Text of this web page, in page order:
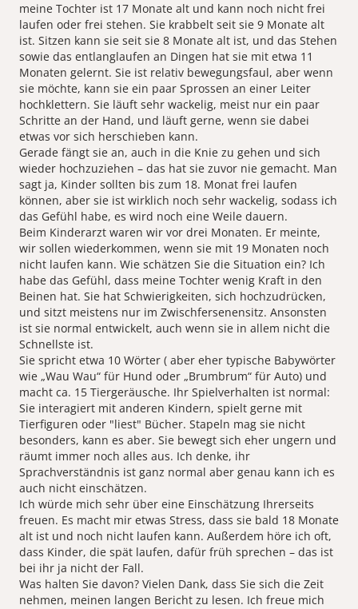
meine Tochter ist 17 Monate alt und kann noch nicht frei
laufen oder frei stehen. Sie krabbelt seit sie 9 Monate alt
ist. Sitzen kann sie seit sie 8 Monate alt ist, und das Stehen
sowie das entlanglaufen an Dingen hat sie mit etwa 11
Monaten gelernt. Sie ist relativ bewegungsfaul, aber wenn
sie möchte, kann sie ein paar Sprossen an einer Leiter
hochklettern. Sie läuft sehr wackelig, meist nur ein paar
Schritte an der Hand, und läuft gerne, wenn sie dabei
etwas vor sich herschieben kann.
Gerade fängt sie an, auch in die Knie zu gehen und sich
wieder hochzuziehen – das hat sie zuvor nie gemacht. Man
sagt ja, Kinder sollten bis zum 18. Monat frei laufen
können, aber sie ist wirklich noch sehr wackelig, sodass ich
das Gefühl habe, es wird noch eine Weile dauern.
Beim Kinderarzt waren wir vor drei Monaten. Er meinte,
wir sollen wiederkommen, wenn sie mit 19 Monaten noch
nicht laufen kann. Wie schätzen Sie die Situation ein? Ich
habe das Gefühl, dass meine Tochter wenig Kraft in den
Beinen hat. Sie hat Schwierigkeiten, sich hochzudrücken,
und sitzt meistens nur im Zwischfersenensitz. Ansonsten
ist sie normal entwickelt, auch wenn sie in allem nicht die
Schnellste ist.
Sie spricht etwa 10 Wörter ( aber eher typische Babywörter
wie „Wau Wau“ für Hund oder „Brumbrum“ für Auto) und
macht ca. 15 Tiergeräusche. Ihr Spielverhalten ist normal:
Sie interagiert mit anderen Kindern, spielt gerne mit
Tierfiguren oder "liest" Bücher. Stapeln mag sie nicht
besonders, kann es aber. Sie bewegt sich eher ungern und
räumt immer noch alles aus. Ich denke, ihr
Sprachverständnis ist ganz normal aber genau kann ich es
auch nicht einschätzen.
Ich würde mich sehr über eine Einschätzung Ihrerseits
freuen. Es macht mir etwas Stress, dass sie bald 18 Monate
alt ist und noch nicht laufen kann. Außerdem höre ich oft,
dass Kinder, die spät laufen, dafür früh sprechen – das ist
bei ihr ja nicht der Fall.
Was halten Sie davon? Vielen Dank, dass Sie sich die Zeit
nehmen, meinen langen Bericht zu lesen. Ich freue mich